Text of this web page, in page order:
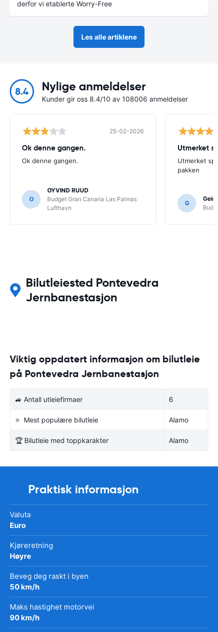
derfor vi etablerte Worry-Free
Les alle artiklene
8.4 Nylige anmeldelser
Kunder gir oss 8.4/10 av 108006 anmeldelser
25-02-2026
Ok denne gangen.
Ok denne gangen.
O
OYVIND RUUD
Budget Gran Canaria Las Palmas
Lufthavn
Utmerket
Utmerket
pakken
G
Geir
Bilutleiested Pontevedra
Jernbanestasjon
Viktig oppdatert informasjon om bilutleie
på Pontevedra Jernbanestasjon
🚙 Antall utleiefirmaer 6
⭐ Mest populære bilutleie Alamo
🏆 Bilutleie med toppkarakter Alamo
Praktisk informasjon
Valuta
Euro
Kjøreretning
Høyre
Beveg deg raskt i byen
50 km/h
Maks hastighet motorvei
90 km/h